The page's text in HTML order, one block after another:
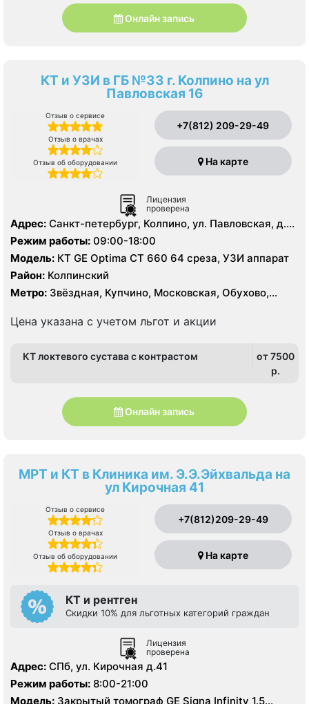
Онлайн запись
КТ и УЗИ в ГБ №33 г. Колпино на ул
Павловская 16
Отзыв о сервисе
Отзыв о врачах
Отзыв об оборудовании
+7(812) 209-29-49
На карте
Лицензия
проверена
Адрес: Санкт-петербург, Колпино, ул. Павловская, д.
16, стр. 2, лит. А
Режим работы: 09:00-18:00
Модель: КТ GE Optima CT 660 64 среза, УЗИ аппарат
Район: Колпинский
Метро: Звёздная, Купчино, Московская, Обухово,
Цена указана с учетом льгот и акции
КТ локтевого сустава с контрастом
от 7500
p.
Онлайн запись
МРТ и КТ в Клиника им. Э.Э.Эйхвальда на
ул Кирочная 41
Отзыв о сервисе
Отзыв о врачах
Отзыв об оборудовании
+7(812)209-29-49
На карте
КТ и рентген
Скидки 10% для льготных категорий граждан
Лицензия
проверена
Адрес: СПб, ул. Кирочная д.41
Режим работы: 8:00-21:00
Модель: Закрытый томограф GE Signa Infinity 1.5